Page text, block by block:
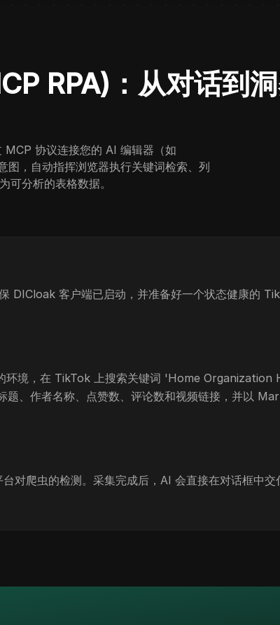
RPA)：从对话到
MCP 协议连接您的 AI 编辑器（如
，自动指挥浏览器执行关键词检索、列
可分析的表格数据。
客户端已启动，并准备好一个状态健康的
环境，在 TikTok 上搜索关键词 'Home Organization
题、作者名称、点赞数、评论数和视频链接，并以
对爬虫的检测。采集完成后，AI 会直接在对话框中交